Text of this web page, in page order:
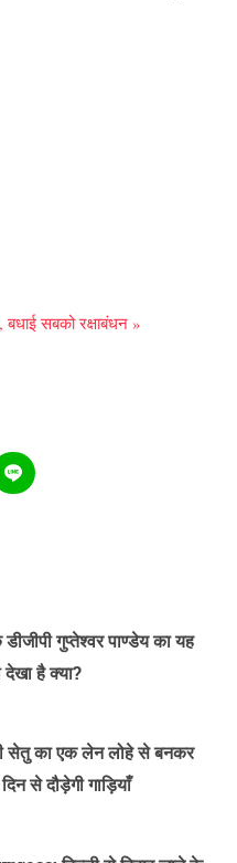
सबको रक्षाबंधन »
गुप्तेश्वर पाण्डेय का यह
है क्या?
सेतु का एक लेन लोहे से बनकर
से दौड़ेगी गाड़ियाँ